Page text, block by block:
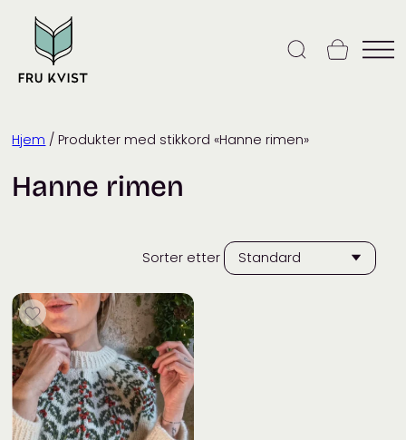
content
Hjem / Produkter med stikkord «Hanne rimen»
Hanne rimen
Sorter etter